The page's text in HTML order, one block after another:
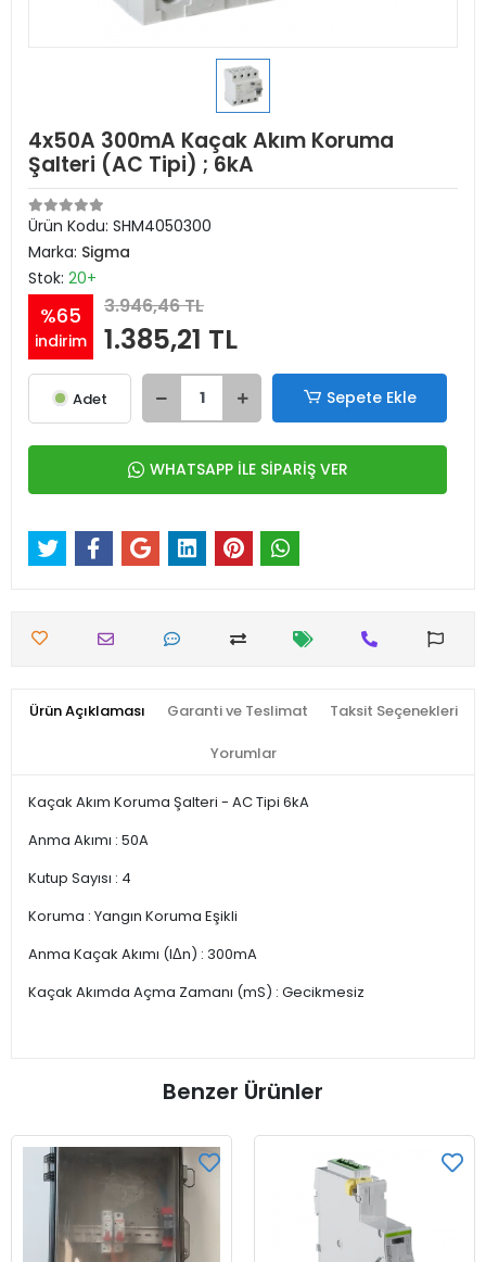
4x50A 300mA Kaçak Akım Koruma
Şalteri (AC Tipi) ; 6kA
Ürün Kodu: SHM4050300
Marka: Sigma
Stok: 20+
%65
indirim
3.946,46 TL
1.385,21 TL
Adet Sepete Ekle
WHATSAPP İLE SİPARİŞ VER
Ürün Açıklaması Garanti ve Teslimat Taksit Seçenekleri
Yorumlar
Kaçak Akım Koruma Şalteri - AC Tipi 6kA
Anma Akımı : 50A
Kutup Sayısı : 4
Koruma : Yangın Koruma Eşikli
Anma Kaçak Akımı (IΔn) : 300mA
Kaçak Akımda Açma Zamanı (mS) : Gecikmesiz
Benzer Ürünler